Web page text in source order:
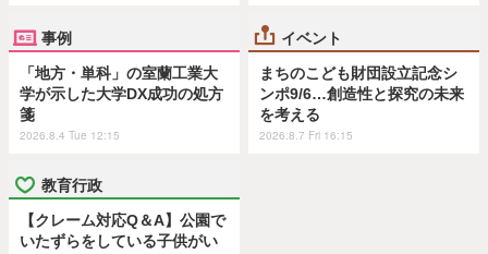
事例
「地方・単科」の室蘭工業大
学が示した大学DX成功の処方
箋
2026.8.4 Tue 12:15
イベント
まちのこども財団設立記念シ
ンポ9/6…創造性と探究の未来
を考える
2026.8.7 Fri 16:15
教育行政
【クレーム対応Q＆A】公園で
いたずらをしている子供がい